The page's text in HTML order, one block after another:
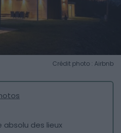
Crédit photo : Airbnb
absolu des lieux